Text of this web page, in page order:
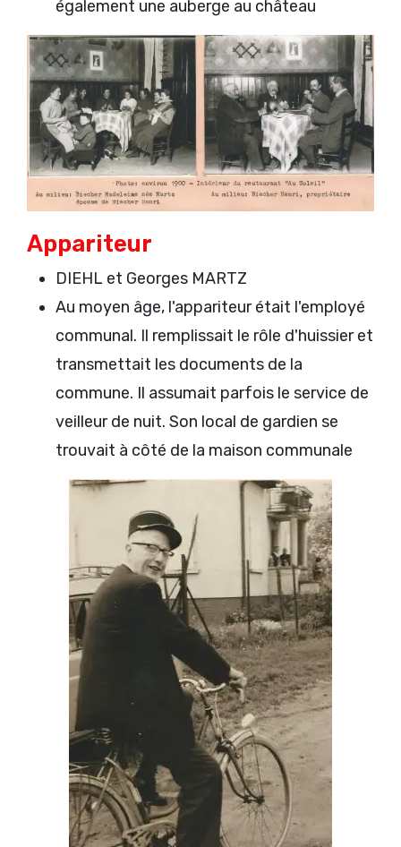
également une auberge au château
Appariteur
DIEHL et Georges MARTZ
Au moyen âge, l'appariteur était l'employé
communal. Il remplissait le rôle d'huissier et
transmettait les documents de la
commune. Il assumait parfois le service de
veilleur de nuit. Son local de gardien se
trouvait à côté de la maison communale